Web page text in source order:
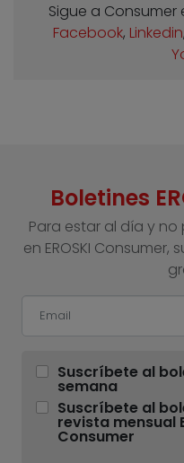
Sigue a Consumer
Facebook, Linkedin,
Boletines
Para estar al día y
en EROSKI
Suscríbete al
semana
Suscríbete al
revista mensual
Consumer